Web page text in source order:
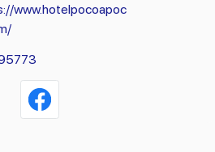
www.hotelpocoapoc